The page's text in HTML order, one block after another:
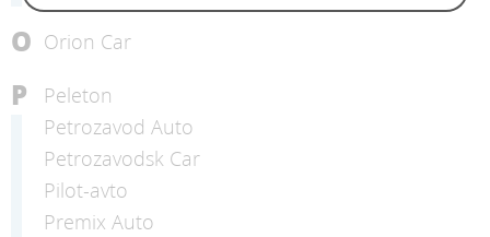
O Orion Car
P
Peleton
Petrozavod Auto
Petrozavodsk Car
Pilot-avto
Premix Auto